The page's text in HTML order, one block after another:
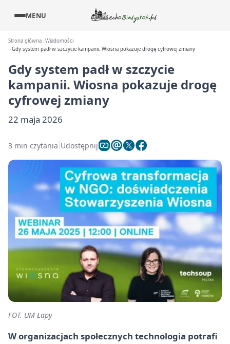
MENU
Strona główna Wiadomości
Gdy system padł w szczycie kampanii. Wiosna pokazuje drogę cyfrowej zmiany
Gdy system padł w szczycie
kampanii. Wiosna pokazuje drogę
cyfrowej zmiany
22 maja 2026
3 min czytania Udostępnij
FOT. UM Łapy
W organizacjach społecznych technologia potrafi